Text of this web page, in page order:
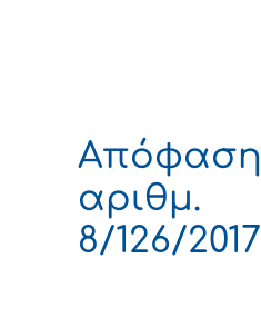
Απόφαση
αριθμ.
8/126/2017